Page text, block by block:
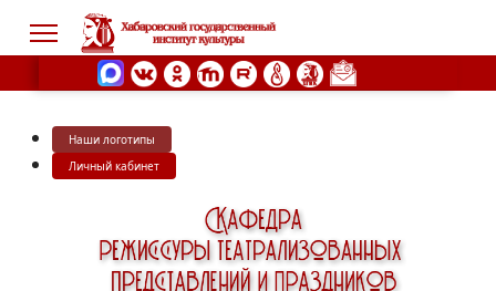
Наши логотипы
Личный кабинет